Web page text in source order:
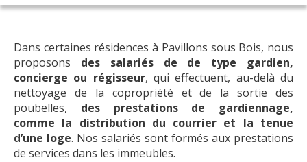
Dans certaines résidences à Pavillons sous Bois, nous
proposons des salariés de de type gardien,
concierge ou régisseur, qui effectuent, au-delà du
nettoyage de la copropriété et de la sortie des
poubelles, des prestations de gardiennage,
comme la distribution du courrier et la tenue
d’une loge. Nos salariés sont formés aux prestations
de services dans les immeubles.